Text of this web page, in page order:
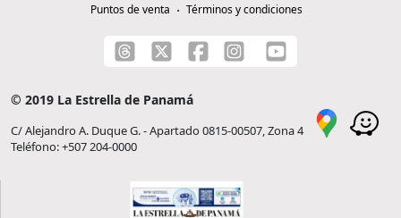
Puntos de venta
Términos y condiciones
© 2019 La Estrella de Panamá
C/ Alejandro A. Duque G. - Apartado 0815-00507, Zona 4
Teléfono: +507 204-0000